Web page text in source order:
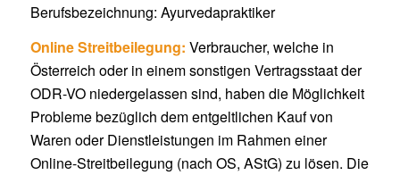
Berufsbezeichnung: Ayurvedapraktiker
Online Streitbeilegung: Verbraucher, welche in
Österreich oder in einem sonstigen Vertragsstaat der
ODR-VO niedergelassen sind, haben die Möglichkeit
Probleme bezüglich dem entgeltlichen Kauf von
Waren oder Dienstleistungen im Rahmen einer
Online-Streitbeilegung (nach OS, AStG) zu lösen. Die